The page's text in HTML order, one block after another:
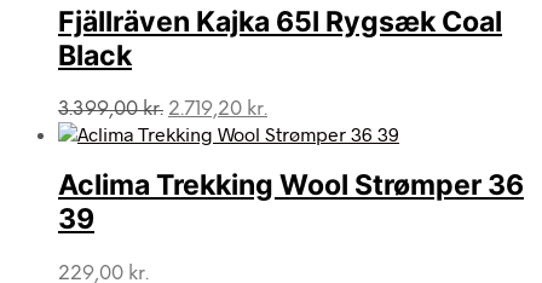
699,00 kr..599,00 kr..
Fjällräven Kajka 65l Rygsæk Coal
Black
3.399,00kr. Den
oprindelige
var:
3.399,00 kr..
2.719,20 kr.
aktuelle
er:
2.719,20 kr..
Aclima Trekking Wool Strømper 36
39
229,00 kr.